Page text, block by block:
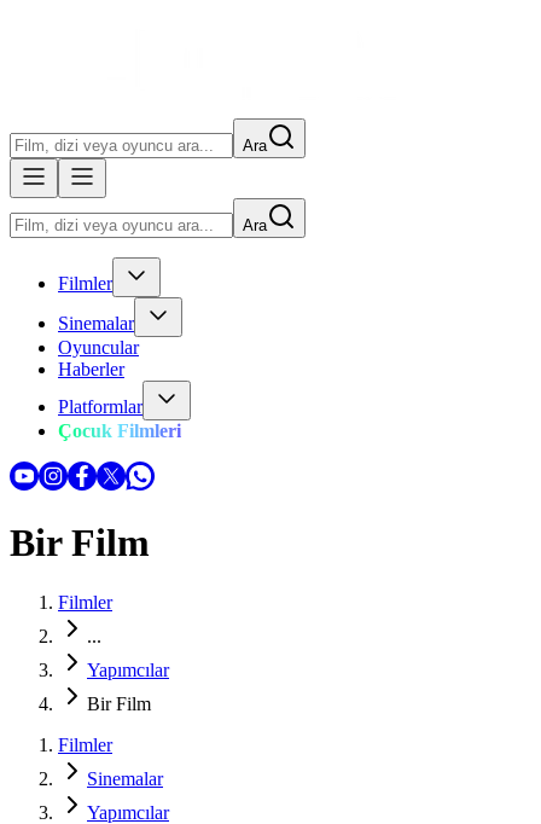
Ara
Ara
Filmler
Sinemalar
Oyuncular
Haberler
Platformlar
Çocuk Filmleri
Bir Film
Filmler
...
Yapımcılar
Bir Film
Filmler
Sinemalar
Yapımcılar